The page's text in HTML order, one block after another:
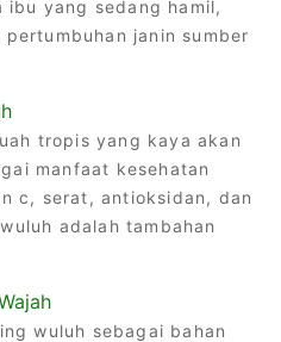
ibu yang sedang hamil,
janin sumber
tropis yang kaya akan
manfaat kesehatan
c, serat, antioksidan, dan
adalah tambahan
wuluh sebagai bahan